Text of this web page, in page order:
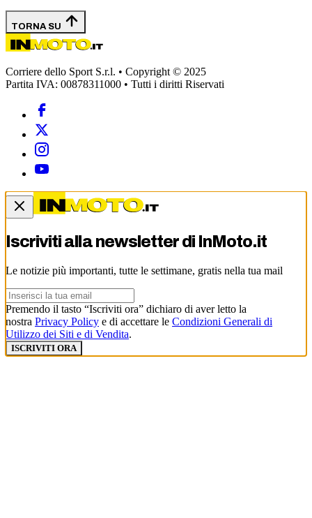
TORNA SU
Corriere dello Sport S.r.l. • Copyright © 2025
Partita IVA: 00878311000 • Tutti i diritti Riservati
Iscriviti alla newsletter di InMoto.it
Le notizie più importanti, tutte le settimane, gratis nella tua mail
Premendo il tasto “Iscriviti ora” dichiaro di aver letto la
nostra Privacy Policy e di accettare le Condizioni Generali di
Utilizzo dei Siti e di Vendita.
ISCRIVITI ORA